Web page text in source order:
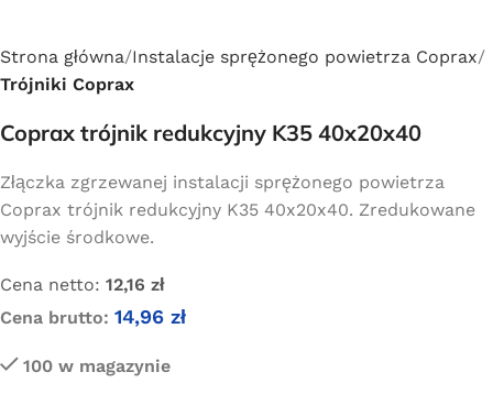
Strona główna Instalacje sprężonego powietrza Coprax
Trójniki Coprax
Coprax trójnik redukcyjny K35 40x20x40
Złączka zgrzewanej instalacji sprężonego powietrza
Coprax trójnik redukcyjny K35 40x20x40. Zredukowane
wyjście środkowe.
Cena netto: 12,16 zł
Cena brutto: 14,96 zł
100 w magazynie